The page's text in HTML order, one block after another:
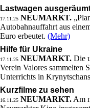
Lastwagen
17.11.25 NEUMARKT.
Autobahnauffahrt aus
Euro erbeutet. (Mehr)
Hilfe für Ukraine
17.11.25 NEUMARKT. Die
Verein Valores sammelten
Unterrichts in
Kurzfilme zu sehen
16.11.25 NEUMARKT. Am